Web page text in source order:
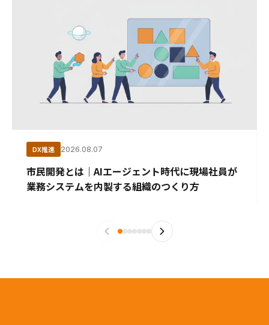
DX推進 2026.08.07
市民開発とは｜AIエージェント時代に現場社員が
業務システムを内製する組織のつくり方